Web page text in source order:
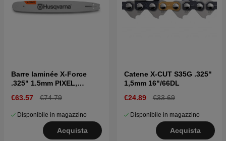
Barre laminée X-Force
.325" 1.5mm PIXEL,
piccola 18"
€63.57 €74.79
Disponibile in magazzino
Acquista
Catene X-CUT S35G .325"
1,5mm 16"/66DL
€24.89
€33.69
Disponibile in magazzino
Acquista